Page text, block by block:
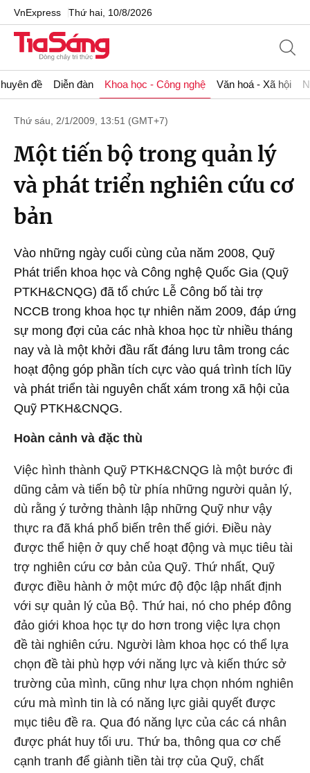
VnExpress Thứ hai, 10/8/2026
đề Diễn đàn Khoa học - Công nghệ Văn hoá - Xã hội
Thứ sáu, 2/1/2009, 13:51 (GMT+7)
Một tiến bộ trong quản lý
và phát triển nghiên cứu cơ
bản
Vào những ngày cuối cùng của năm 2008, Quỹ
Phát triển khoa học và Công nghệ Quốc Gia (Quỹ
PTKH&CNQG) đã tổ chức Lễ Công bố tài trợ
NCCB trong khoa học tự nhiên năm 2009, đáp ứng
sự mong đợi của các nhà khoa học từ nhiều tháng
nay và là một khởi đầu rất đáng lưu tâm trong các
hoạt động góp phần tích cực vào quá trình tích lũy
và phát triển tài nguyên chất xám trong xã hội của
Quỹ PTKH&CNQG.
Hoàn cảnh và đặc thù
Việc hình thành Quỹ PTKH&CNQG là một bước đi
dũng cảm và tiến bộ từ phía những người quản lý,
dù rằng ý tưởng thành lập những Quỹ như vậy
thực ra đã khá phổ biến trên thế giới. Điều này
được thể hiện ở quy chế hoạt động và mục tiêu tài
trợ nghiên cứu cơ bản của Quỹ. Thứ nhất, Quỹ
được điều hành ở một mức độ độc lập nhất định
với sự quản lý của Bộ. Thứ hai, nó cho phép đông
đảo giới khoa học tự do hơn trong việc lựa chọn
đề tài nghiên cứu. Người làm khoa học có thể lựa
chọn đề tài phù hợp với năng lực và kiến thức sở
trường của mình, cũng như lựa chọn nhóm nghiên
cứu mà mình tin là có năng lực giải quyết được
mục tiêu đề ra. Qua đó năng lực của các cá nhân
được phát huy tối ưu. Thứ ba, thông qua cơ chế
cạnh tranh để giành tiền tài trợ của Quỹ, chất